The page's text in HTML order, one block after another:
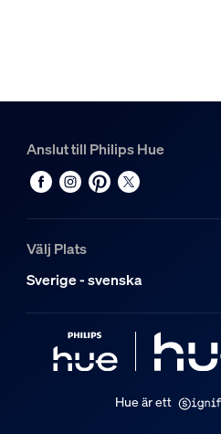
Anslut till Philips Hue
Välj Plats
Sverige - svenska
Hue är ett